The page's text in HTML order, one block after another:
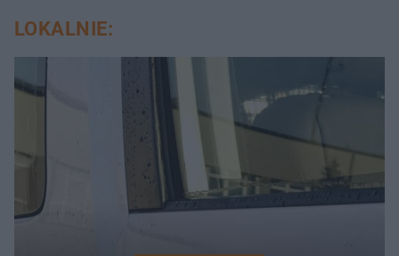
LOKALNIE: